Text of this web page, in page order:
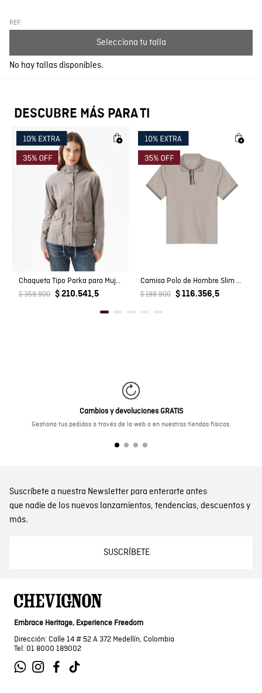
REF:
Selecciona tu talla
No hay tallas disponibles.
DESCUBRE MÁS PARA TI
Chaqueta Tipo Parka para Mujer
$ 359.900 $ 210.541,5
Camisa Polo de Hombre Slim Fit Manga Corta Perilla Tejida Escondida en Mezcla de Algodón y Viscosa
$ 198.900 $ 116.356,5
Cambios y devoluciones GRATIS
Gestiona tus pedidos a través de la web o en nuestras tiendas físicas.
Suscríbete a nuestra Newsletter para enterarte antes
que nadie de los nuevos lanzamientos, tendencias, descuentos y
más.
SUSCRÍBETE
Embrace Heritage, Experience Freedom
Dirección: Calle 14 # 52 A 372 Medellín, Colombia
Tel: 01 8000 189002